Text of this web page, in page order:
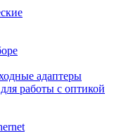
адаптеры
работы с оптикой